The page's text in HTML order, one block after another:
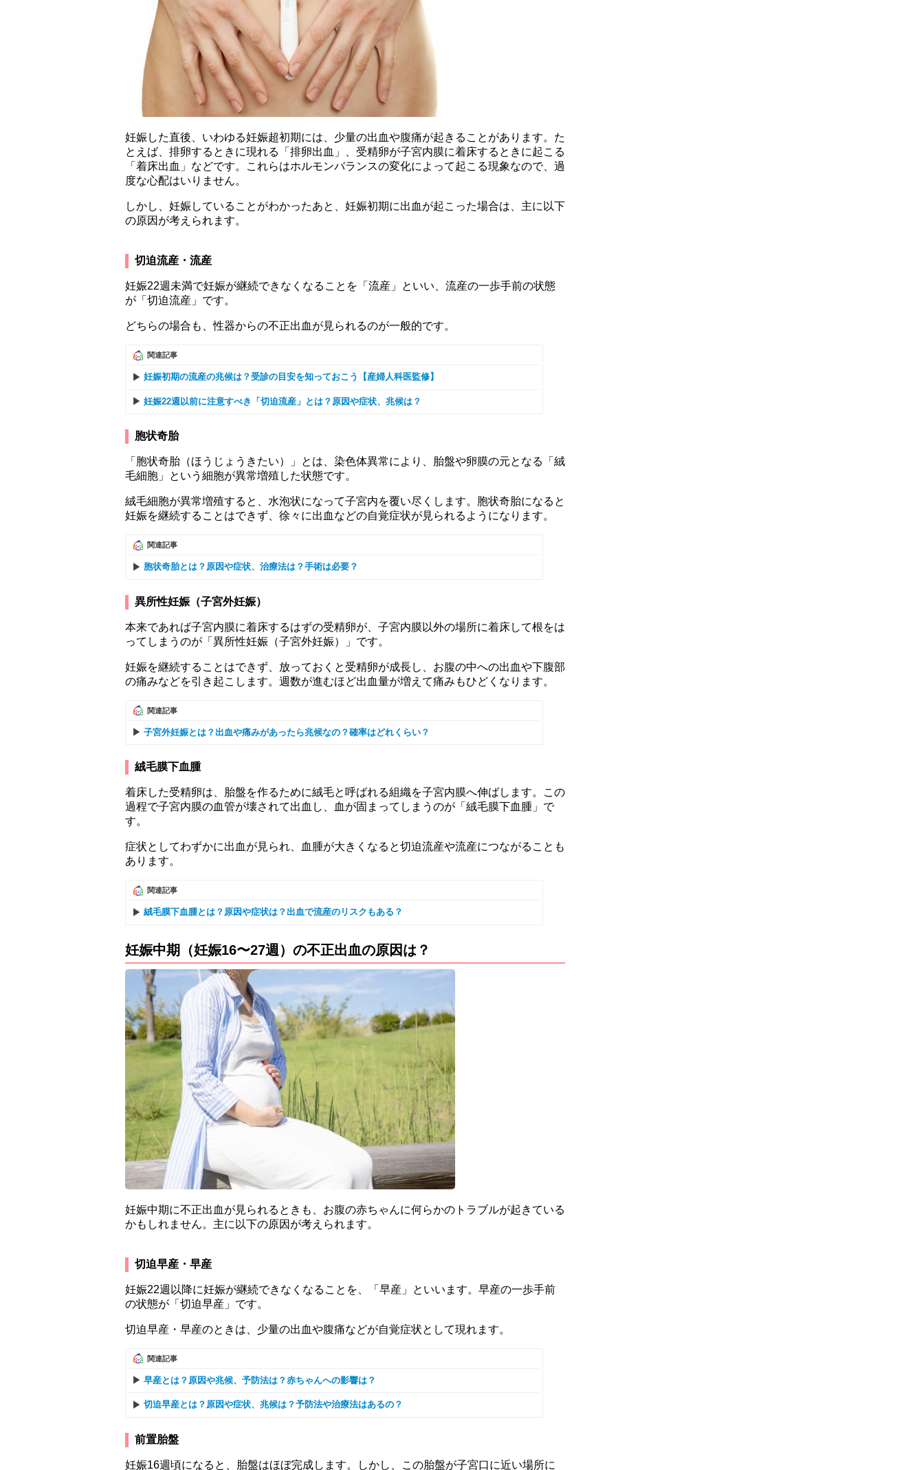
妊娠した直後、いわゆる妊娠超初期には、少量の出血や腹痛が起きることがあります。た
とえば、排卵するときに現れる「排卵出血」、受精卵が子宮内膜に着床するときに起こる
「着床出血」などです。これらはホルモンバランスの変化によって起こる現象なので、過
度な心配はいりません。
しかし、妊娠していることがわかったあと、妊娠初期に出血が起こった場合は、主に以下
の原因が考えられます。
切迫流産・流産
妊娠22週未満で妊娠が継続できなくなることを「流産」といい、流産の一歩手前の状態
が「切迫流産」です。
どちらの場合も、性器からの不正出血が見られるのが一般的です。
関連記事
妊娠初期の流産の兆候は？受診の目安を知っておこう【産婦人科医監修】
妊娠22週以前に注意すべき「切迫流産」とは？原因や症状、兆候は？
胞状奇胎
「胞状奇胎（ほうじょうきたい）」とは、染色体異常により、胎盤や卵膜の元となる「絨
毛細胞」という細胞が異常増殖した状態です。
絨毛細胞が異常増殖すると、水泡状になって子宮内を覆い尽くします。胞状奇胎になると
妊娠を継続することはできず、徐々に出血などの自覚症状が見られるようになります。
関連記事
胞状奇胎とは？原因や症状、治療法は？手術は必要？
異所性妊娠（子宮外妊娠）
本来であれば子宮内膜に着床するはずの受精卵が、子宮内膜以外の場所に着床して根をは
ってしまうのが「異所性妊娠（子宮外妊娠）」です。
妊娠を継続することはできず、放っておくと受精卵が成長し、お腹の中への出血や下腹部
の痛みなどを引き起こします。週数が進むほど出血量が増えて痛みもひどくなります。
関連記事
子宮外妊娠とは？出血や痛みがあったら兆候なの？確率はどれくらい？
絨毛膜下血腫
着床した受精卵は、胎盤を作るために絨毛と呼ばれる組織を子宮内膜へ伸ばします。この
過程で子宮内膜の血管が壊されて出血し、血が固まってしまうのが「絨毛膜下血腫」で
す。
症状としてわずかに出血が見られ、血腫が大きくなると切迫流産や流産につながることも
あります。
関連記事
絨毛膜下血腫とは？原因や症状は？出血で流産のリスクもある？
妊娠中期（妊娠16〜27週）の不正出血の原因は？
妊娠中期に不正出血が見られるときも、お腹の赤ちゃんに何らかのトラブルが起きている
かもしれません。主に以下の原因が考えられます。
切迫早産・早産
妊娠22週以降に妊娠が継続できなくなることを、「早産」といいます。早産の一歩手前
の状態が「切迫早産」です。
切迫早産・早産のときは、少量の出血や腹痛などが自覚症状として現れます。
関連記事
早産とは？原因や兆候、予防法は？赤ちゃんへの影響は？
切迫早産とは？原因や症状、兆候は？予防法や治療法はあるの？
前置胎盤
妊娠16週頃になると、胎盤はほぼ完成します。しかし、この胎盤が子宮口に近い場所に